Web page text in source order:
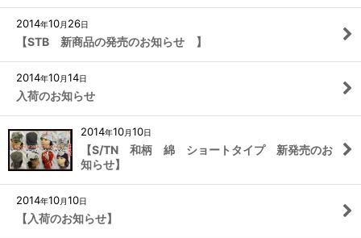
2014年10月 26日
【STB 新商品の発売のお知らせ 】
2014年10月14日
入荷のお知らせ
2014年10月10日
【S/TN 和柄 綿 ショートタイプ 新発売のお
知らせ】
2014年10月10日
【入荷のお知らせ】